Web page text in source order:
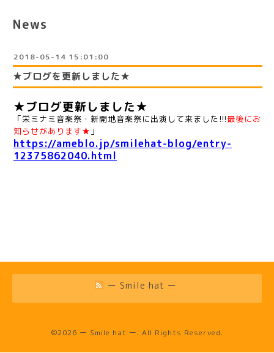
News
2018-05-14 15:01:00
★ブログを更新しました★
★ブログ更新しました★
「栄ミナミ音楽祭・新開地音楽祭に出演して来ました!!!最後にお
知らせがあります★ 」
https://ameblo.jp/smilehat-blog/entry-
12375862040.html
ー Smile hat ー
©2026 ー Smile hat ー. All Rights Reserved.